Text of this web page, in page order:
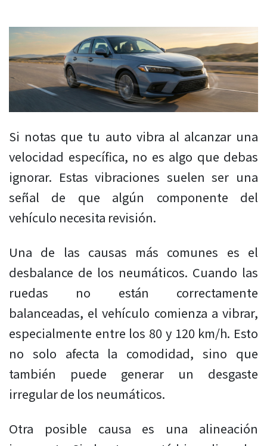
Si notas que tu auto vibra al alcanzar una
velocidad específica, no es algo que debas
ignorar. Estas vibraciones suelen ser una
señal de que algún componente del
vehículo necesita revisión.
Una de las causas más comunes es el
desbalance de los neumáticos. Cuando las
ruedas no están correctamente
balanceadas, el vehículo comienza a vibrar,
especialmente entre los 80 y 120 km/h. Esto
no solo afecta la comodidad, sino que
también puede generar un desgaste
irregular de los neumáticos.
Otra posible causa es una alineación